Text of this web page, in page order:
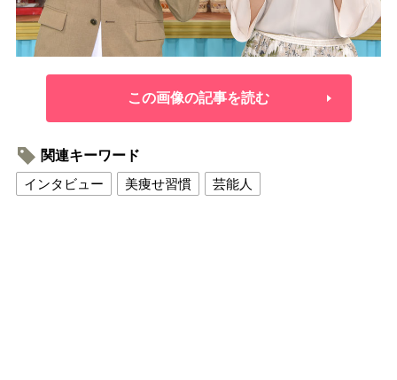
この画像の記事を読む
関連キーワード
インタビュー
美痩せ習慣 芸能人